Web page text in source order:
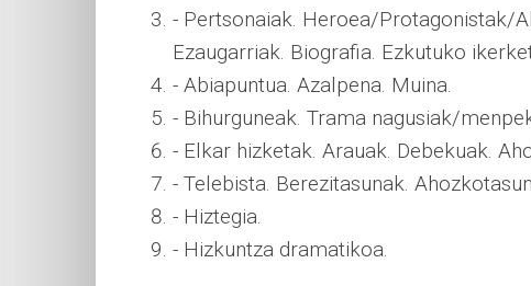
- Pertsonaiak. Heroea/Protagonistak/
Ezaugarriak. Biografia. Ezkutuko
- Abiapuntua. Azalpena. Muina.
- Bihurguneak. Trama nagusiak/
- Elkar hizketak. Arauak. Debekuak.
- Telebista. Berezitasunak.
- Hiztegia.
- Hizkuntza dramatikoa.